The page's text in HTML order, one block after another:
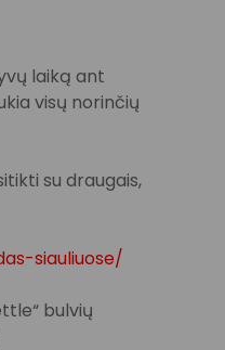
laiką ant
visų norinčių
su draugais,
siauliuose/
bulvių